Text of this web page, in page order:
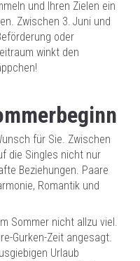
und Ihren Zielen ein
Zwischen 3. Juni und
oder
winkt den
für Sie. Zwischen
die Singles nicht nur
Beziehungen. Paare
Romantik und
Sommer nicht allzu viel.
Gurken-Zeit angesagt.
Urlaub